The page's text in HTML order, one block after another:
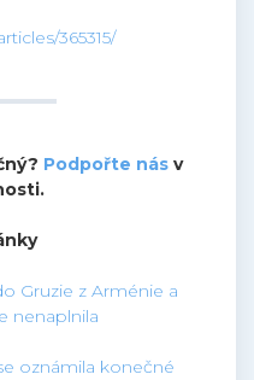
365315/
Podpořte násv
Gruzie z Arménie a
nenaplnila
oznámila konečné